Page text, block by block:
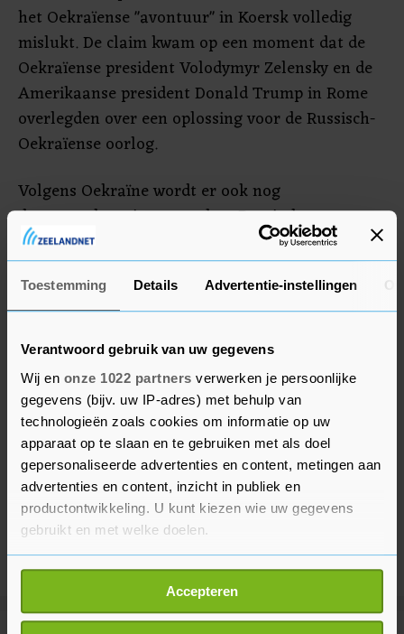
Toestemming Details Advertentie-instellingen
Verantwoord gebruik van uw gegevens
Wij en onze 1022 partners verwerken je persoonlijke
gegevens (bijv. uw IP-adres) met behulp van
technologieën zoals cookies om informatie op uw
apparaat op te slaan en te gebruiken met als doel
gepersonaliseerde advertenties en content, metingen aan
advertenties en content, inzicht in publiek en
productontwikkeling. U kunt kiezen wie uw gegevens
gebruikt en met welke doelen.
Als u het toestaat, willen we ook graag:
Informatie verzamelen over uw geografische
locatie, die tot een paar meter nauwkeurig kan zijn
Accepteren
het Oekraïense "avontuur" in Koersk volledig
mislukt. De claim kwam op een moment dat de
Oekraïense president Volodymyr Zelensky en de
Amerikaanse president Donald Trump in Rome
overlegden over een oplossing voor de Russisch-
Oekraïense oorlog.
Volgens Oekraïne wordt er ook nog
doorgevochten in een andere Russische
grensregio, het zuidelijker gelegen Belgorod.